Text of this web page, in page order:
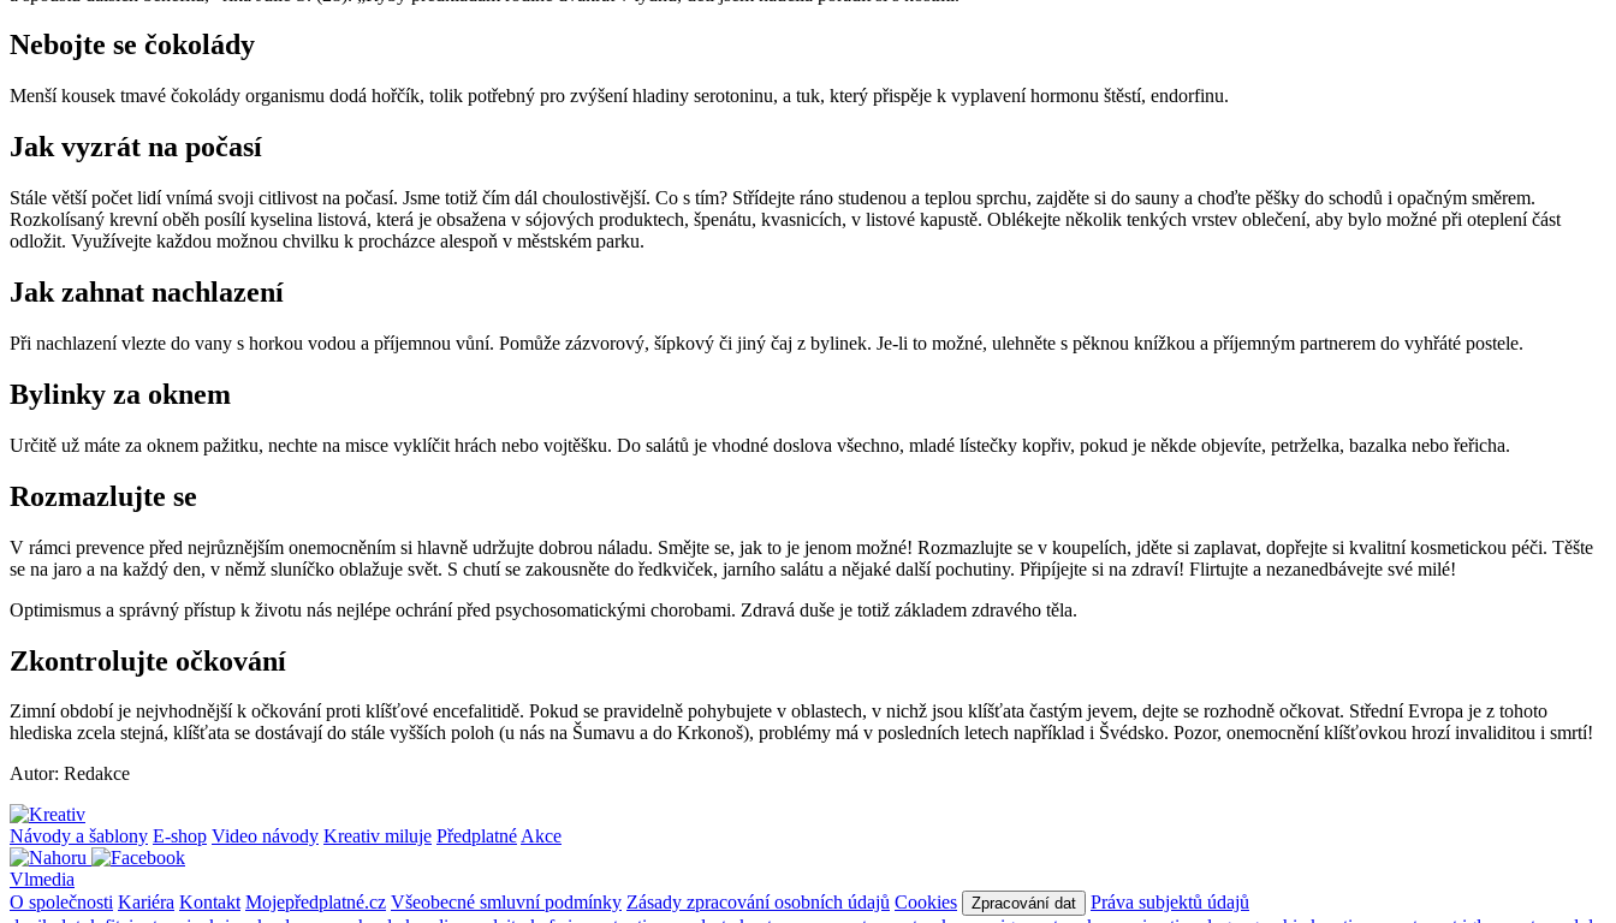
Nebojte se čokolády
Menší kousek tmavé čokolády organismu dodá hořčík, tolik potřebný pro zvýšení hladiny serotoninu, a tuk, který přispěje k vyplavení hormonu štěstí, endorfinu.
Jak vyzrát na počasí
Stále větší počet lidí vnímá svoji citlivost na počasí. Jsme totiž čím dál choulostivější. Co s tím? Střídejte ráno studenou a teplou sprchu, zajděte si do sauny a choďte pěšky do schodů i opačným směrem.
Rozkolísaný krevní oběh posílí kyselina listová, která je obsažena v sójových produktech, špenátu, kvasnicích, v listové kapustě. Oblékejte několik tenkých vrstev oblečení, aby bylo možné při oteplení část
odložit. Využívejte každou možnou chvilku k procházce alespoň v městském parku.
Jak zahnat nachlazení
Při nachlazení vlezte do vany s horkou vodou a příjemnou vůní. Pomůže zázvorový, šípkový či jiný čaj z bylinek. Je-li to možné, ulehněte s pěknou knížkou a příjemným partnerem do vyhřáté postele.
Bylinky za oknem
Určitě už máte za oknem pažitku, nechte na misce vyklíčit hrách nebo vojtěšku. Do salátů je vhodné doslova všechno, mladé lístečky kopřiv, pokud je někde objevíte, petrželka, bazalka nebo řeřicha.
Rozmazlujte se
V rámci prevence před nejrůznějším onemocněním si hlavně udržujte dobrou náladu. Smějte se, jak to je jenom možné! Rozmazlujte se v koupelích, jděte si zaplavat, dopřejte si kvalitní kosmetickou péči. Těšte
se na jaro a na každý den, v němž sluníčko oblažuje svět. S chutí se zakousněte do ředkviček, jarního salátu a nějaké další pochutiny. Připíjejte si na zdraví! Flirtujte a nezanedbávejte své milé!
Optimismus a správný přístup k životu nás nejlépe ochrání před psychosomatickými chorobami. Zdravá duše je totiž základem zdravého těla.
Zkontrolujte očkování
Zimní období je nejvhodnější k očkování proti klíšťové encefalitidě. Pokud se pravidelně pohybujete v oblastech, v nichž jsou klíšťata častým jevem, dejte se rozhodně očkovat. Střední Evropa je z tohoto
hlediska zcela stejná, klíšťata se dostávají do stále vyšších poloh (u nás na Šumavu a do Krkonoš), problémy má v posledních letech například i Švédsko. Pozor, onemocnění klíšťovkou hrozí invaliditou i smrtí!
Autor: Redakce
Návody a šablony E-shop Video návody Kreativ miluje PředplatnéAkce
Vlmedia
O společnosti Kariéra Kontakt Mojepředplatné.cz Všeobecné smluvní podmínky Zásady zpracování osobních údajů Cookies Zpracování dat
Práva subjektů údajů